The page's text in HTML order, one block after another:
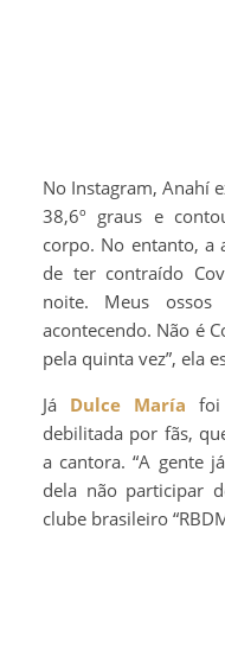
No Instagram, Anahí
38,6º graus e
corpo. No entanto, a
de ter contraído
noite. Meus
acontecendo. Não é
pela quinta vez”, ela
Já Dulce María foi
debilitada por fãs,
a cantora. “A gente
dela não participar
clube brasileiro